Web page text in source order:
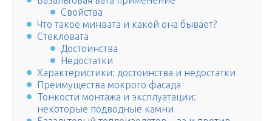
Свойства
Что такое минвата и какой она бывает?
Стекловата
Достоинства
Недостатки
Характеристики: достоинства и недостатки
Преимущества мокрого фасада
Тонкости монтажа и эксплуатации:
некоторые подводные камни